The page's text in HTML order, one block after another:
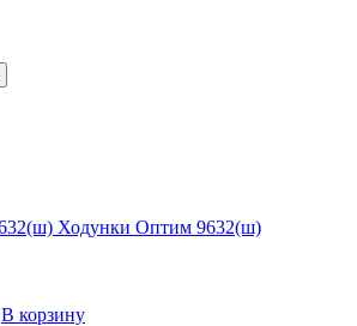
Ходунки Оптим 9632(ш)
В корзину